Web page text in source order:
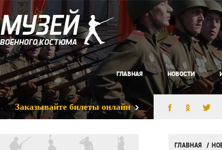
ГЛАВНАЯ НОВОСТИ
Заказывайте билеты онлайн
ГЛАВНАЯ